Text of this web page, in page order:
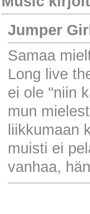
Jumper
Samaa
Long live
ei ole "niin
mun
liikkumaan
muisti ei
vanhaa,